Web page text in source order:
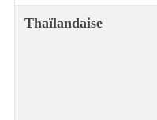
Thaïlandaise